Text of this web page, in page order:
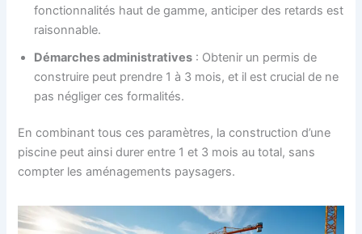
fonctionnalités haut de gamme, anticiper des retards est
raisonnable.
Démarches administratives : Obtenir un permis de
construire peut prendre 1 à 3 mois, et il est crucial de ne
pas négliger ces formalités.
En combinant tous ces paramètres, la construction d’une
piscine peut ainsi durer entre 1 et 3 mois au total, sans
compter les aménagements paysagers.